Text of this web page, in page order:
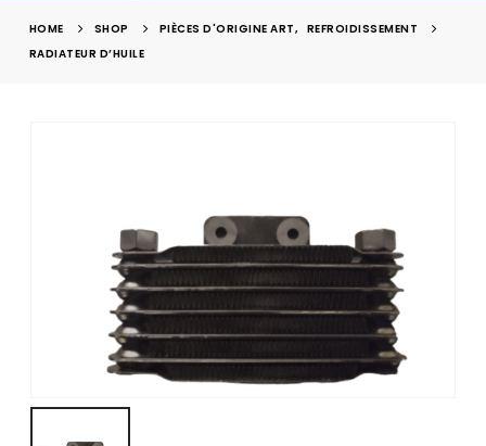
HOME SHOP PIÈCES D'ORIGINE ART, REFROIDISSEMENT
RADIATEUR D’HUILE